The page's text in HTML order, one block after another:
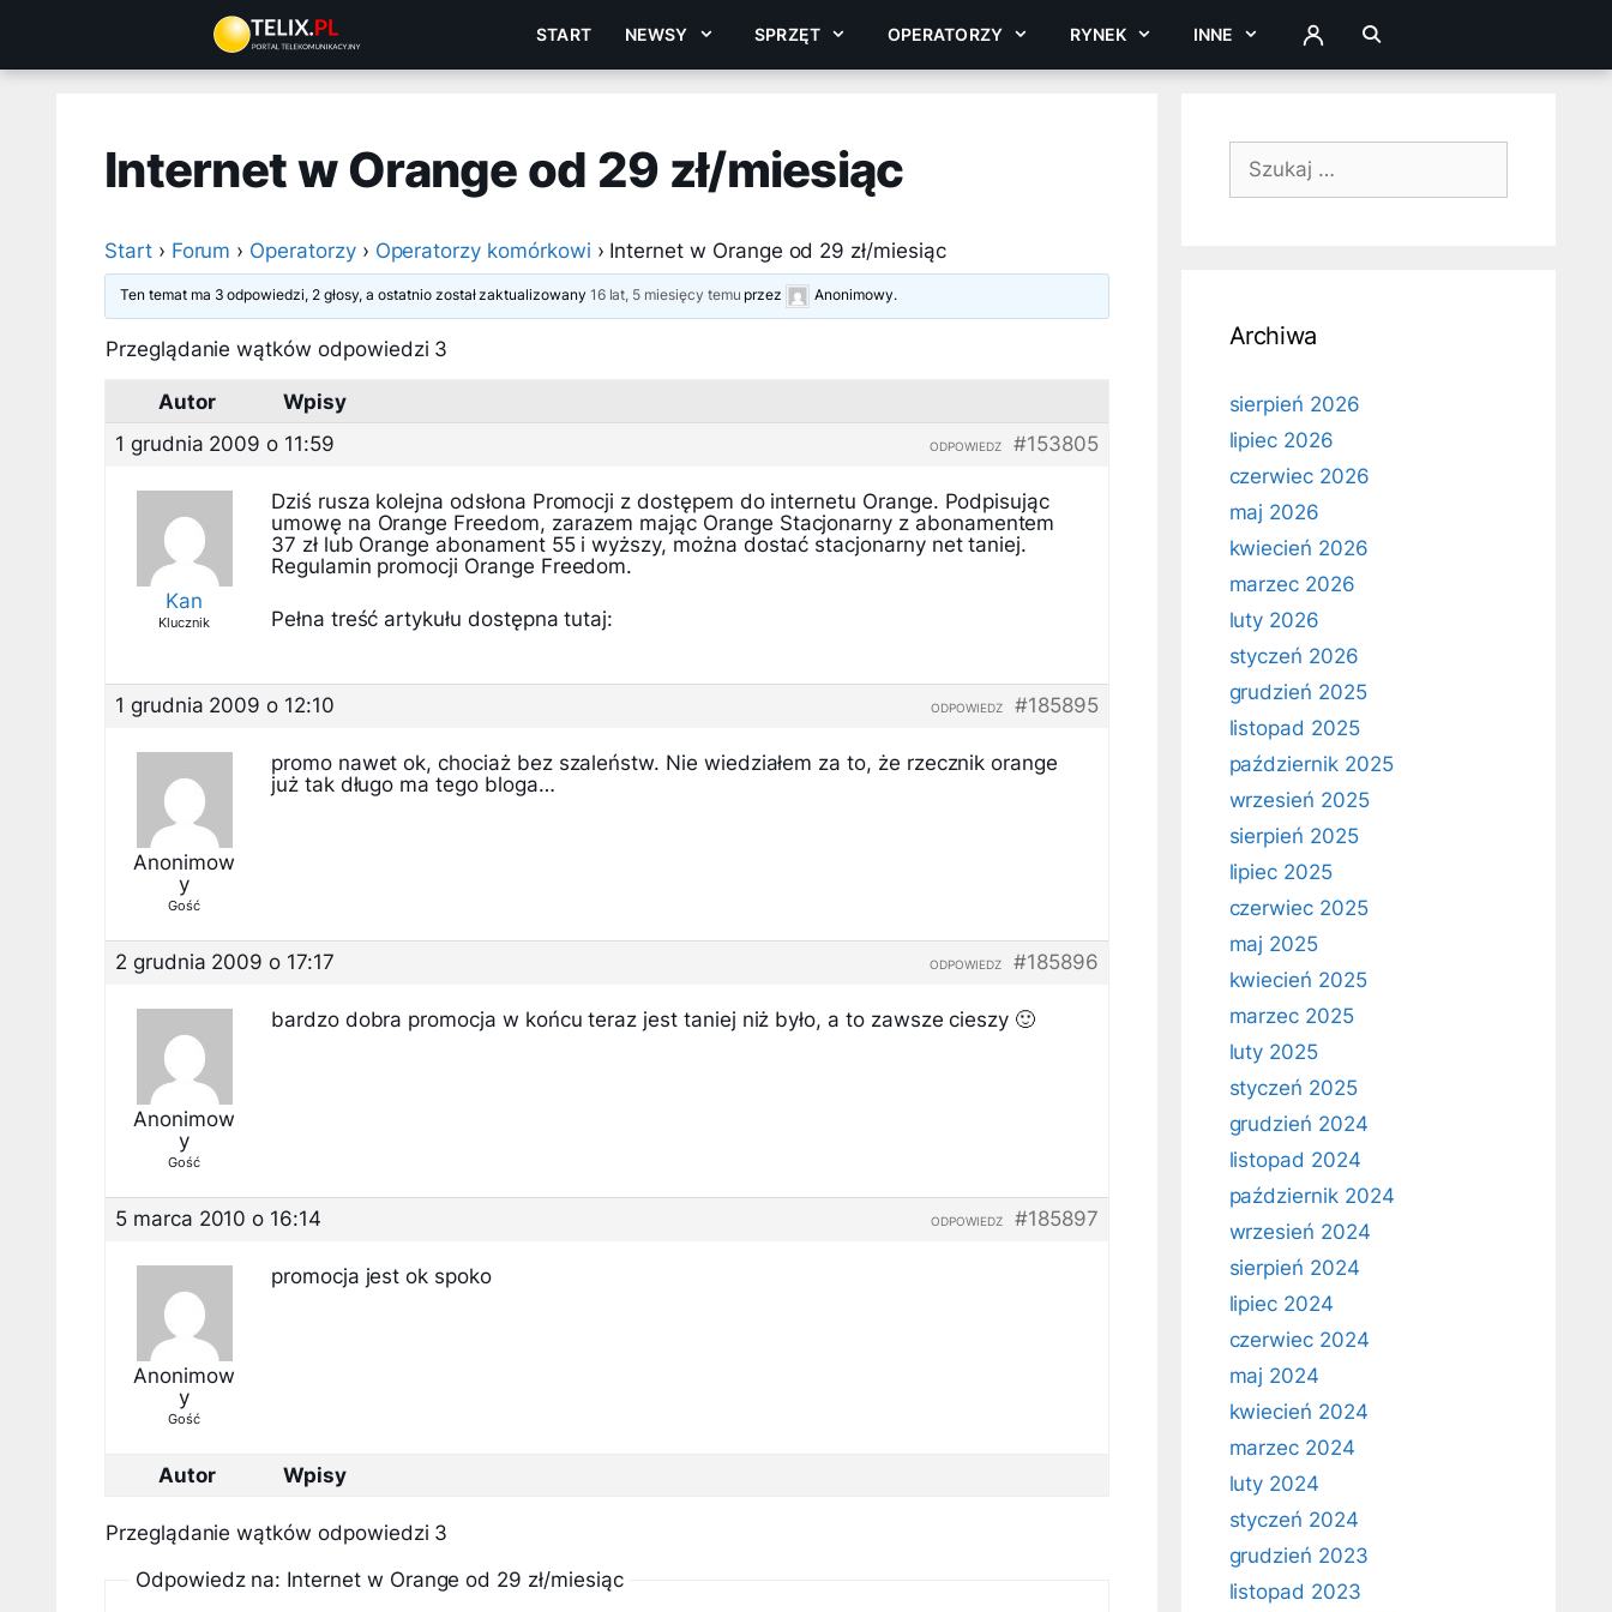
treści
START NEWSY SPRZĘT OPERATORZY RYNEK INNE ZALOGUJ
Internet w Orange od 29 zł/miesiąc
Start › Forum › Operatorzy › Operatorzy komórkowi › Internet w Orange od 29 zł/miesiąc
Ten temat ma 3 odpowiedzi, 2 głosy, a ostatnio został zaktualizowany 16 lat, 5 miesięcy temu przez Anonimowy.
Przeglądanie wątków odpowiedzi 3
Autor
Wpisy
1 grudnia 2009 o 11:59
#153805
ODPOWIEDZ
Kan
Klucznik
Dziś rusza kolejna odsłona Promocji z dostępem do internetu Orange. Podpisując
umowę na Orange Freedom, zarazem mając Orange Stacjonarny z abonamentem
37 zł lub Orange abonament 55 i wyższy, można dostać stacjonarny net taniej.
Regulamin promocji Orange Freedom.
Pełna treść artykułu dostępna tutaj:
1 grudnia 2009 o 12:10 #185895
ODPOWIEDZ
Anonimow
y
Gość
promo nawet ok, chociaż bez szaleństw. Nie wiedziałem za to, że rzecznik orange
już tak długo ma tego bloga…
2 grudnia 2009 o 17:17 #185896
ODPOWIEDZ
Anonimow
y
Gość
bardzo dobra promocja w końcu teraz jest taniej niż było, a to zawsze cieszy 🙂
5 marca 2010 o 16:14 #185897
ODPOWIEDZ
Anonimow
y
Gość
promocja jest ok spoko
Autor Wpisy
Przeglądanie wątków odpowiedzi 3
Odpowiedz na: Internet w Orange od 29 zł/miesiąc
Szukaj:
Archiwa
sierpień 2026
lipiec 2026
czerwiec 2026
maj 2026
kwiecień 2026
marzec 2026
luty 2026
styczeń 2026
grudzień 2025
listopad 2025
październik 2025
wrzesień 2025
sierpień 2025
lipiec 2025
czerwiec 2025
maj 2025
kwiecień 2025
marzec 2025
luty 2025
styczeń 2025
grudzień 2024
listopad 2024
październik 2024
wrzesień 2024
sierpień 2024
lipiec 2024
czerwiec 2024
maj 2024
kwiecień 2024
marzec 2024
luty 2024
styczeń 2024
grudzień 2023
listopad 2023